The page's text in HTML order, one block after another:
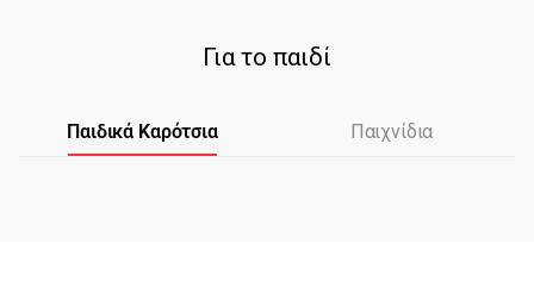
Για το παιδί
Παιδικά Καρότσια Παιχνίδια